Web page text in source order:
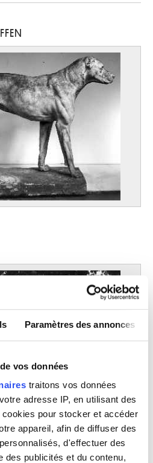
Paramètres des annonces
vos données
traitons vos données
adresse IP, en utilisant des
pour stocker et accéder
appareil, afin de diffuser des
d'effectuer des
des publicités et du contenu,